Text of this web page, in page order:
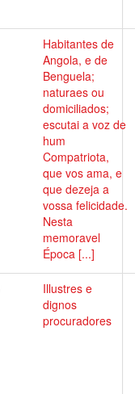
Habitantes de
Angola, e de
Benguela;
naturaes ou
domiciliados;
escutai a voz de
hum
Compatriota,
que vos ama, e
que dezeja a
vossa felicidade.
Nesta
memoravel
Época [...]
Illustres e
dignos
procuradores